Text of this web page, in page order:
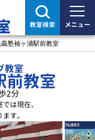
教室検索 メニュー
義塾袖ヶ浦駅前教室
教室
前教室
2分
は現在、
す。